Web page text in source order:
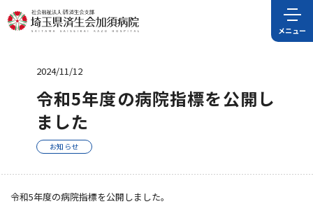
2024/11/12
令和5年度の病院指標を公開し
ました
お知らせ
令和5年度の病院指標を公開しました。